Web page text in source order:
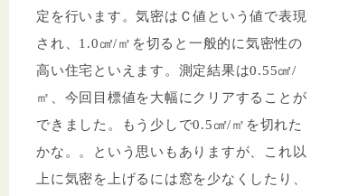
定を行います。気密はＣ値という値で表現
され、1.0㎠/㎡を切ると一般的に気密性の
高い住宅といえます。測定結果は0.55㎠/
㎡、今回目標値を大幅にクリアすることが
できました。もう少しで0.5㎠/㎡を切れた
かな。。という思いもありますが、これ以
上に気密を上げるには窓を少なくしたり、